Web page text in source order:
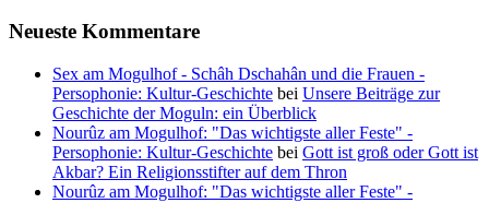
Neueste Kommentare
Sex am Mogulhof - Schâh Dschahân und die Frauen -
Persophonie: Kultur-Geschichte bei Unsere Beiträge zur
Geschichte der Moguln: ein Überblick
Nourûz am Mogulhof: "Das wichtigste aller Feste" -
Persophonie: Kultur-Geschichte bei Gott ist groß oder Gott ist
Akbar? Ein Religionsstifter auf dem Thron
Nourûz am Mogulhof: "Das wichtigste aller Feste" -